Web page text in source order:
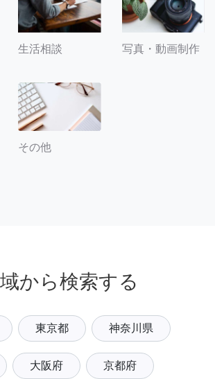
生活相談 写真・動画制作
その他
から検索する
東京都 神奈川県
大阪府 京都府